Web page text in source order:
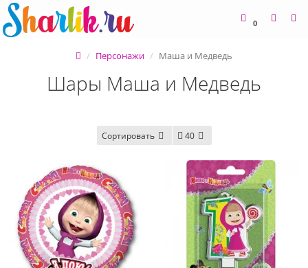
0
Персонажи Маша и Медведь
Шары Маша и Медведь
Сортировать 40